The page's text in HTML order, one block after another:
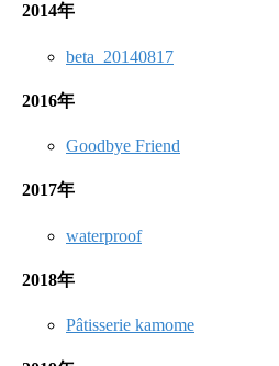
2014年
beta_20140817
2016年
Goodbye Friend
2017年
waterproof
2018年
Pâtisserie kamome